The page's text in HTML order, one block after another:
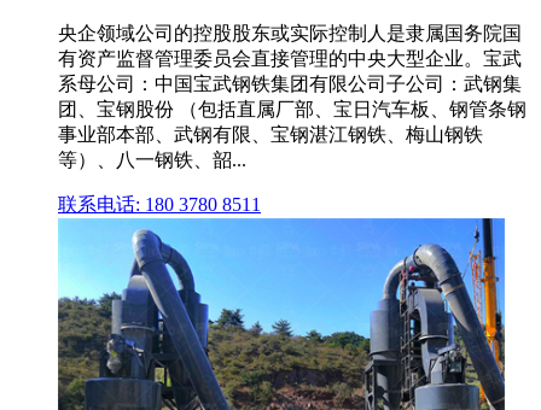
央企领域公司的控股股东或实际控制人是隶属国务院国
有资产监督管理委员会直接管理的中央大型企业。宝武
系母公司：中国宝武钢铁集团有限公司子公司：武钢集
团、宝钢股份 （包括直属厂部、宝日汽车板、钢管条钢
事业部本部、武钢有限、宝钢湛江钢铁、梅山钢铁
等）、八一钢铁、韶...
联系电话: 180 3780 8511